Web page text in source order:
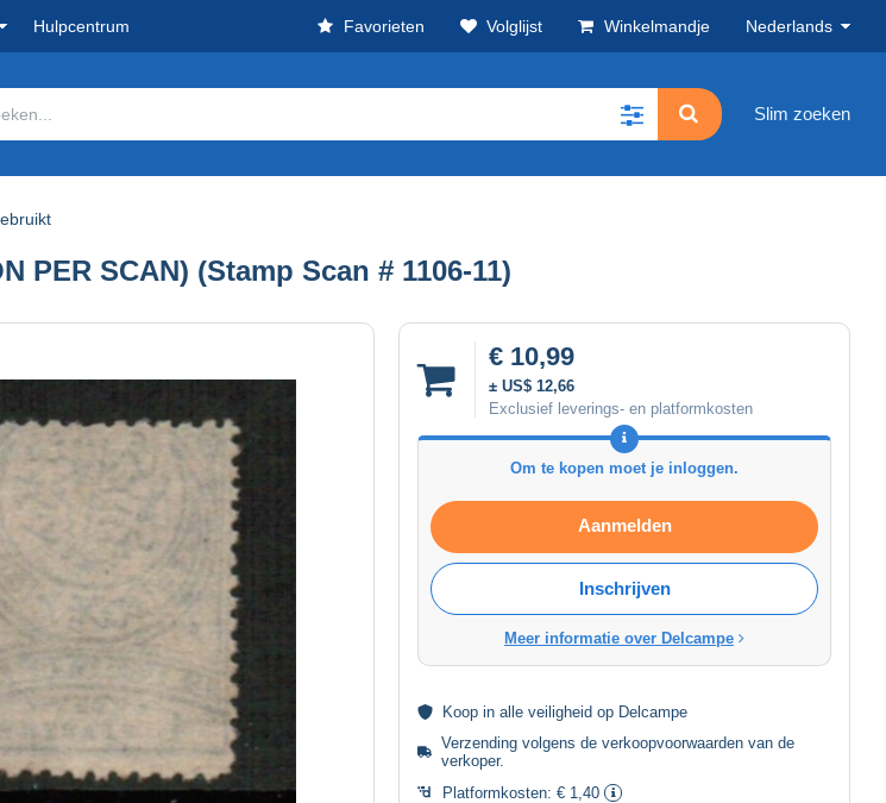
Hulpcentrum Favorieten Volglijst Winkelmandje Nederlands
Slim zoeken
PER SCAN) (Stamp Scan # 1106-11)
€ 10,99
± US$ 12,66
Exclusief leverings- en platformkosten
Om te kopen moet je inloggen.
Aanmelden
Inschrijven
Meer informatie over Delcampe
Koop in alle veiligheid op Delcampe
Verzending volgens deverkoopvoorwaarden van de
verkoper.
Platformkosten: € 1,40